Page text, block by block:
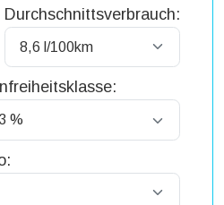
Durchschnittsverbrauch: